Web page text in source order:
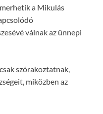
a Mikulás
válnak az ünnepi
szórakoztatnak,
miközben az